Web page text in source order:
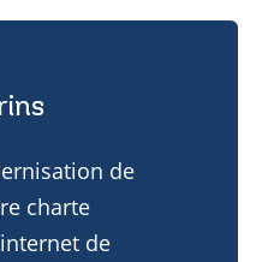
de
charte
de